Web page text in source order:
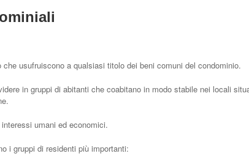
usufruiscono a qualsiasi titolo dei beni comuni del condominio.
in gruppi di abitanti che coabitano in modo stabile nei locali
umani ed economici.
i gruppi di residenti più importanti: